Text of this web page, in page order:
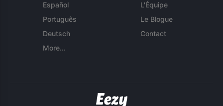
Español
Português
Deutsch
More...
L'Équipe
Le Blogue
Contact